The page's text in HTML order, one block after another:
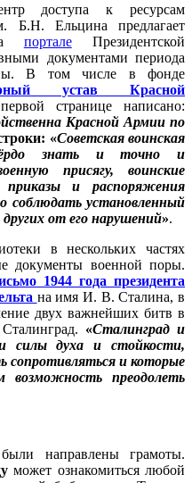
доступа к ресурсам
Б.Н. Ельцина предлагает
порталеПрезидентской
документами периода
В том числе в фонде
устав Красной
странице написано:
Красной Армии по
«Советская воинская
знать и точно и
присягу, воинские
и распоряжения
соблюдать установленный
от его нарушений».
в нескольких частях
документы военной поры.
1944 года президента
на имя И. В. Сталина, в
двух важнейших битв в
«Сталинград и
силы духа и стойкости,
сопротивляться и которые
преодолеть
направлены грамоты.
может ознакомиться любой